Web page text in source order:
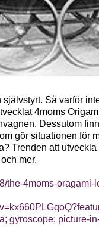
Så varför
4moms
Dessutom
gör situationen för
Trenden att
mer.
the-4moms-
gyroscope; picture-